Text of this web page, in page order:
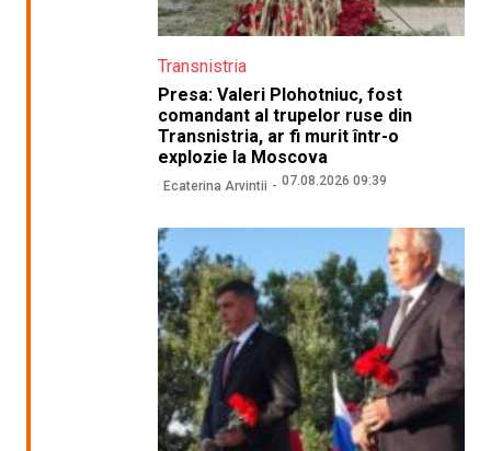
Transnistria
Presa: Valeri Plohotniuc, fost
comandant al trupelor ruse din
Transnistria, ar fi murit într-o
explozie la Moscova
Ecaterina Arvintii 07.08.2026 09:39